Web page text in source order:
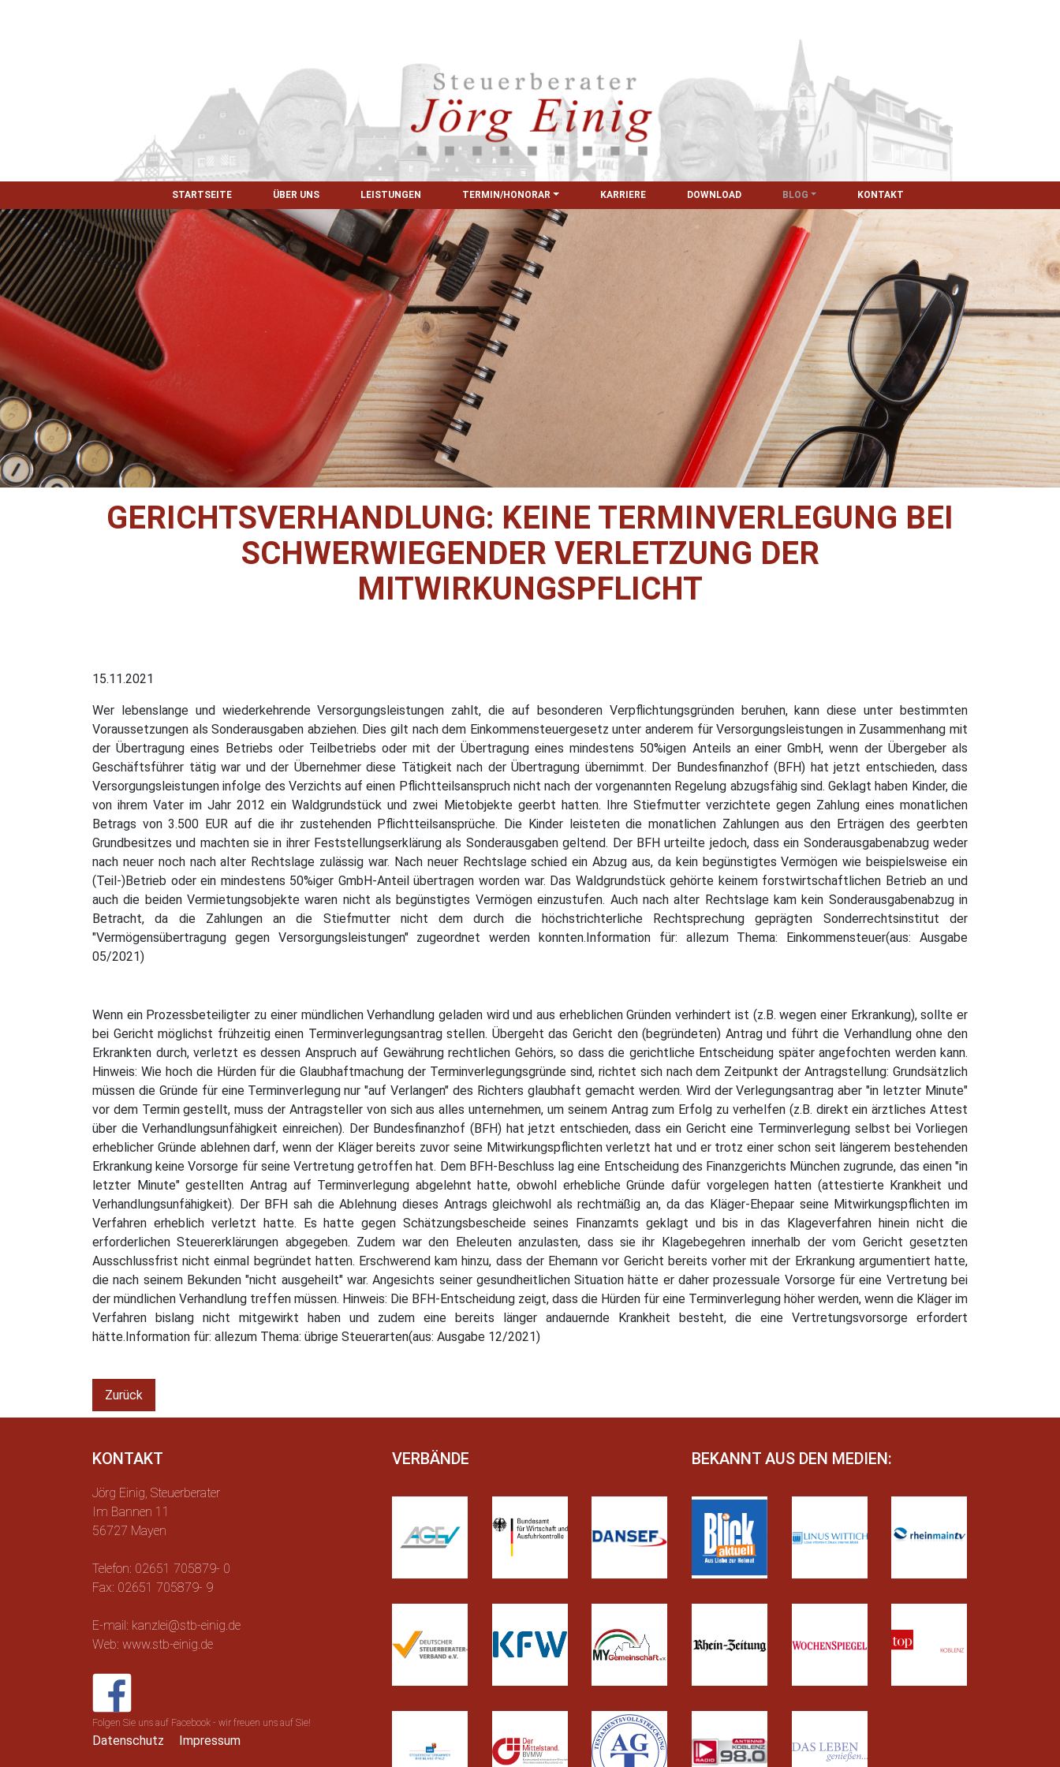
STARTSEITE ÜBER UNS LEISTUNGEN TERMIN/HONORAR KARRIERE DOWNLOAD BLOG KONTAKT
GERICHTSVERHANDLUNG: KEINE TERMINVERLEGUNG BEI
SCHWERWIEGENDER VERLETZUNG DER
MITWIRKUNGSPFLICHT
15.11.2021
Wer lebenslange und wiederkehrende Versorgungsleistungen zahlt, die auf besonderen Verpflichtungsgründen beruhen, kann diese unter bestimmten
Voraussetzungen als Sonderausgaben abziehen. Dies gilt nach dem Einkommensteuergesetz unter anderem für Versorgungsleistungen in Zusammenhang mit
der Übertragung eines Betriebs oder Teilbetriebs oder mit der Übertragung eines mindestens 50%igen Anteils an einer GmbH, wenn der Übergeber als
Geschäftsführer tätig war und der Übernehmer diese Tätigkeit nach der Übertragung übernimmt. Der Bundesfinanzhof (BFH) hat jetzt entschieden, dass
Versorgungsleistungen infolge des Verzichts auf einen Pflichtteilsanspruch nicht nach der vorgenannten Regelung abzugsfähig sind. Geklagt haben Kinder, die
von ihrem Vater im Jahr 2012 ein Waldgrundstück und zwei Mietobjekte geerbt hatten. Ihre Stiefmutter verzichtete gegen Zahlung eines monatlichen
Betrags von 3.500 EUR auf die ihr zustehenden Pflichtteilsansprüche. Die Kinder leisteten die monatlichen Zahlungen aus den Erträgen des geerbten
Grundbesitzes und machten sie in ihrer Feststellungserklärung als Sonderausgaben geltend. Der BFH urteilte jedoch, dass ein Sonderausgabenabzug weder
nach neuer noch nach alter Rechtslage zulässig war. Nach neuer Rechtslage schied ein Abzug aus, da kein begünstigtes Vermögen wie beispielsweise ein
(Teil-)Betrieb oder ein mindestens 50%iger GmbH-Anteil übertragen worden war. Das Waldgrundstück gehörte keinem forstwirtschaftlichen Betrieb an und
auch die beiden Vermietungsobjekte waren nicht als begünstigtes Vermögen einzustufen. Auch nach alter Rechtslage kam kein Sonderausgabenabzug in
Betracht, da die Zahlungen an die Stiefmutter nicht dem durch die höchstrichterliche Rechtsprechung geprägten Sonderrechtsinstitut der
"Vermögensübertragung gegen Versorgungsleistungen" zugeordnet werden konnten.Information für: allezum Thema: Einkommensteuer(aus: Ausgabe
05/2021)
Wenn ein Prozessbeteiligter zu einer mündlichen Verhandlung geladen wird und aus erheblichen Gründen verhindert ist (z.B. wegen einer Erkrankung), sollte er
bei Gericht möglichst frühzeitig einen Terminverlegungsantrag stellen. Übergeht das Gericht den (begründeten) Antrag und führt die Verhandlung ohne den
Erkrankten durch, verletzt es dessen Anspruch auf Gewährung rechtlichen Gehörs, so dass die gerichtliche Entscheidung später angefochten werden kann.
Hinweis: Wie hoch die Hürden für die Glaubhaftmachung der Terminverlegungsgründe sind, richtet sich nach dem Zeitpunkt der Antragstellung: Grundsätzlich
müssen die Gründe für eine Terminverlegung nur "auf Verlangen" des Richters glaubhaft gemacht werden. Wird der Verlegungsantrag aber "in letzter Minute"
vor dem Termin gestellt, muss der Antragsteller von sich aus alles unternehmen, um seinem Antrag zum Erfolg zu verhelfen (z.B. direkt ein ärztliches Attest
über die Verhandlungsunfähigkeit einreichen). Der Bundesfinanzhof (BFH) hat jetzt entschieden, dass ein Gericht eine Terminverlegung selbst bei Vorliegen
erheblicher Gründe ablehnen darf, wenn der Kläger bereits zuvor seine Mitwirkungspflichten verletzt hat und er trotz einer schon seit längerem bestehenden
Erkrankung keine Vorsorge für seine Vertretung getroffen hat. Dem BFH-Beschluss lag eine Entscheidung des Finanzgerichts München zugrunde, das einen "in
letzter Minute" gestellten Antrag auf Terminverlegung abgelehnt hatte, obwohl erhebliche Gründe dafür vorgelegen hatten (attestierte Krankheit und
Verhandlungsunfähigkeit). Der BFH sah die Ablehnung dieses Antrags gleichwohl als rechtmäßig an, da das Kläger-Ehepaar seine Mitwirkungspflichten im
Verfahren erheblich verletzt hatte. Es hatte gegen Schätzungsbescheide seines Finanzamts geklagt und bis in das Klageverfahren hinein nicht die
erforderlichen Steuererklärungen abgegeben. Zudem war den Eheleuten anzulasten, dass sie ihr Klagebegehren innerhalb der vom Gericht gesetzten
Ausschlussfrist nicht einmal begründet hatten. Erschwerend kam hinzu, dass der Ehemann vor Gericht bereits vorher mit der Erkrankung argumentiert hatte,
die nach seinem Bekunden "nicht ausgeheilt" war. Angesichts seiner gesundheitlichen Situation hätte er daher prozessuale Vorsorge für eine Vertretung bei
der mündlichen Verhandlung treffen müssen. Hinweis: Die BFH-Entscheidung zeigt, dass die Hürden für eine Terminverlegung höher werden, wenn die Kläger im
Verfahren bislang nicht mitgewirkt haben und zudem eine bereits länger andauernde Krankheit besteht, die eine Vertretungsvorsorge erfordert
hätte.Information für: allezum Thema: übrige Steuerarten(aus: Ausgabe 12/2021)
Zurück
KONTAKT
Jörg Einig, Steuerberater
Im Bannen 11
56727 Mayen
Telefon: 02651 705879- 0
Fax: 02651 705879- 9
E-mail: kanzlei@stb-einig.de
Web: www.stb-einig.de
Folgen Sie uns auf Facebook - wir freuen uns auf Sie!
Datenschutz Impressum
VERBÄNDE BEKANNT AUS DEN MEDIEN: